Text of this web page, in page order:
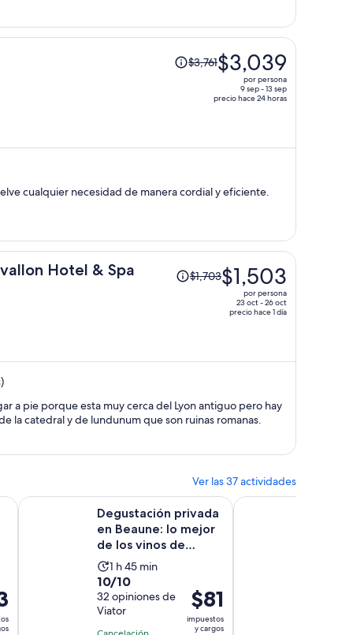
El
precio
ahora
de
$3,761$3,039
por persona
9 sep - 13 sep
precio hace 24 horas
Hotel & Spa
El
precio
ahora
de
$1,503
$1,703$1,503
por persona
23 oct - 26 oct
precio hace 1 día
a pie porque esta muy cerca del Lyon antiguo pero hay
la catedral y de lundunum que son ruinas romanas.
Ver las 37 actividades
abrirá en una nueva pestaña
Degustación de comida Se abrirá en una nueva
Degustación privada
en Beaune: lo mejor
de los vinos de
Borgoña
La
actividad
dura
1
1 h 45 min
10.0
de
10
con
10/10
32 opiniones de
Viator
El
precio
es
$81
impuestos
y cargos
Degustación privada en Beaune: lo mejor de los vinos de
Desde Beaune : Día